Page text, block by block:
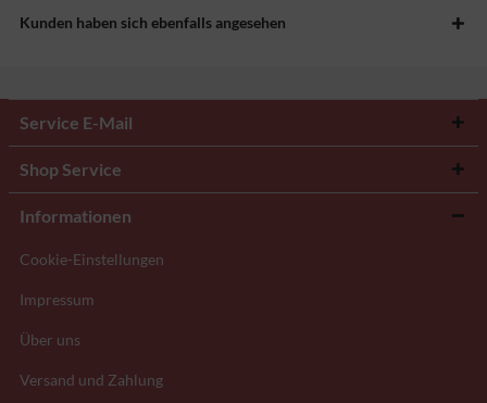
Kunden haben sich ebenfalls angesehen
Service E-Mail
Shop Service
Informationen
Cookie-Einstellungen
Impressum
Über uns
Versand und Zahlung